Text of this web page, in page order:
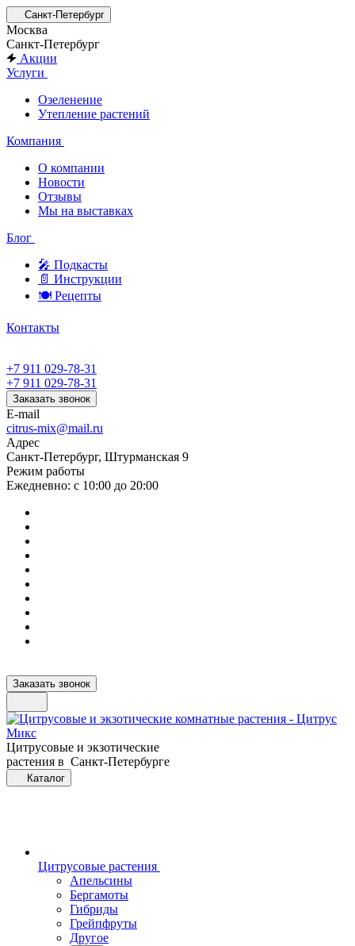
Санкт-Петербург
Москва
Санкт-Петербург
Акции
Услуги
Озеленение
Утепление растений
Компания
О компании
Новости
Отзывы
Мы на выставках
Блог
🎤︎︎ Подкасты
📄 Инструкции
🍽 Рецепты
Контакты
+7 911 029-78-31
+7 911 029-78-31
Заказать звонок
E-mail
citrus-mix@mail.ru
Адрес
Санкт-Петербург, Штурманская 9
Режим работы
Ежедневно: с 10:00 до 20:00
Заказать звонок
Цитрусовые и экзотические
растения в Санкт-Петербурге
Каталог
Цитрусовые растения
Апельсины
Бергамоты
Гибриды
Грейпфруты
Другое